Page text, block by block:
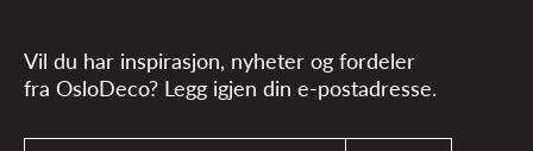
Vil du har inspirasjon, nyheter og fordeler
fra OsloDeco? Legg igjen din e-postadresse.